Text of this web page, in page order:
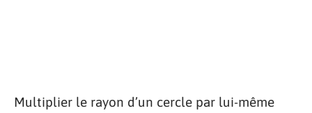
Multiplier le rayon d’un cercle par lui-même